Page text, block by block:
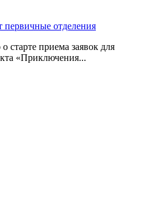
отделения
старте приема заявок для
«Приключения...